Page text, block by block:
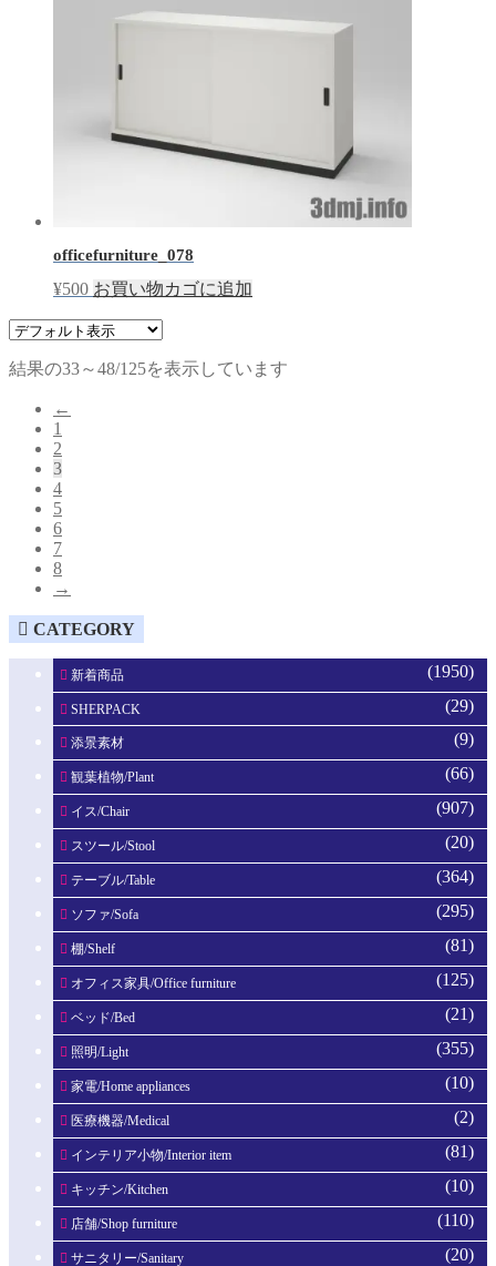
officefurniture_078
¥500 お買い物カゴに追加
結果の33～48/125を表示しています
←
1
2
3
4
5
6
7
8
→
CATEGORY
新着商品 (1950)
SHERPACK (29)
添景素材 (9)
観葉植物/Plant (66)
イス/Chair (907)
スツール/Stool (20)
テーブル/Table (364)
ソファ/Sofa (295)
棚/Shelf (81)
オフィス家具/Office furniture (125)
ベッド/Bed (21)
照明/Light (355)
家電/Home appliances (10)
医療機器/Medical (2)
インテリア小物/Interior item (81)
キッチン/Kitchen (10)
店舗/Shop furniture (110)
サニタリー/Sanitary (20)